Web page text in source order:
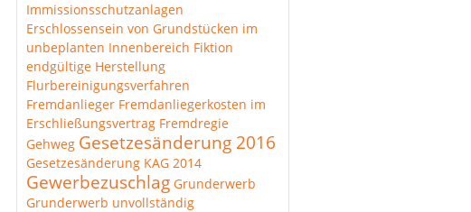
Immissionsschutzanlagen
Erschlossensein von Grundstücken im
unbeplanten Innenbereich Fiktion
endgültige Herstellung
Flurbereinigungsverfahren
Fremdanlieger Fremdanliegerkosten im
Erschließungsvertrag Fremdregie
Gehweg Gesetzesänderung 2016
Gesetzesänderung KAG 2014
Gewerbezuschlag Grunderwerb
Grunderwerb unvollständig